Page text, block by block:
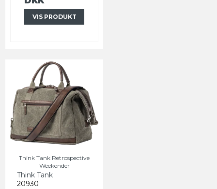
VIS PRODUKT
Think Tank Retrospective
Weekender
Think Tank
20930